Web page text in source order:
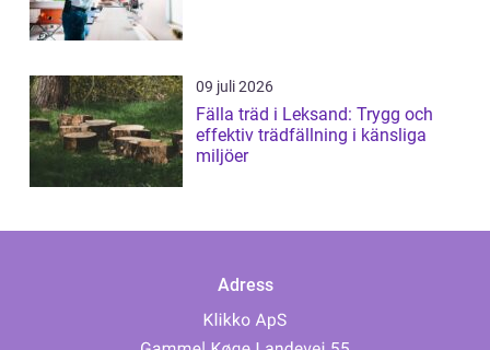
09 juli 2026
Fälla träd i Leksand: Trygg och
effektiv trädfällning i känsliga
miljöer
Adress